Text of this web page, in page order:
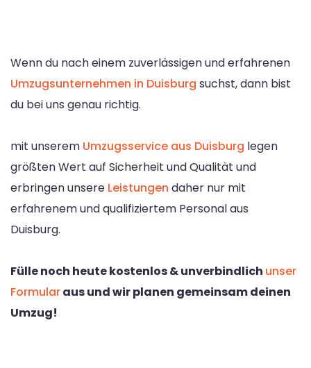
Wenn du nach einem zuverlässigen und erfahrenen
Umzugsunternehmen in Duisburg suchst, dann bist
du bei uns genau richtig.
mit unserem Umzugsservice aus Duisburg legen
größten Wert auf Sicherheit und Qualität und
erbringen unsere Leistungen daher nur mit
erfahrenem und qualifiziertem Personal aus
Duisburg.
Fülle noch heute kostenlos & unverbindlich unser
Formularaus und wir planen gemeinsam deinen
Umzug!